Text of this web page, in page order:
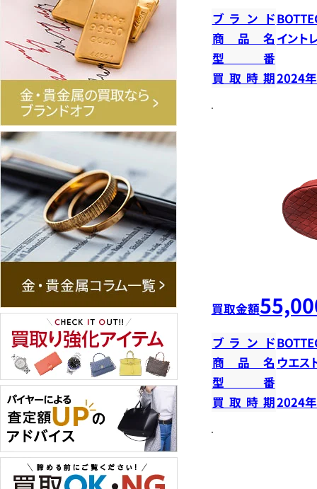
ブランド
商品名 イント
型番
買取時期2024
買取金額
ブランド
商品名 ウエス
型番
買取時期2024